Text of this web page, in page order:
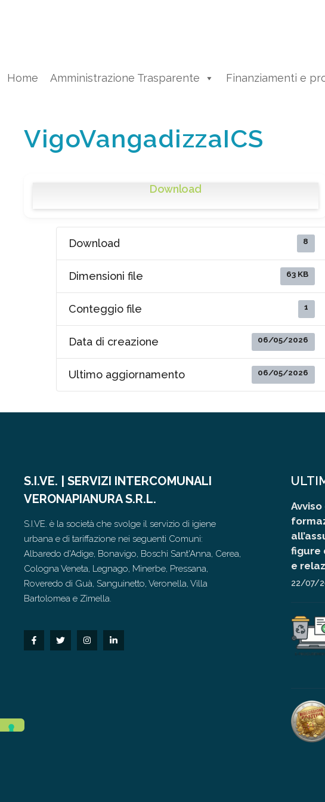
Home Amministrazione Trasparente Finanziamenti e
VigoVangadizzaICS
Download
Download 8
Dimensioni file 63 KB
Conteggio file 1
Data di creazione 06/05/2026
Ultimo aggiornamento 06/05/2026
S.I.VE. | SERVIZI INTERCOMUNALI
VERONAPIANURA S.R.L.
S.I.VE. è la società che svolge il servizio di igiene
urbana e di tariffazione nei seguenti Comuni:
Albaredo d'Adige, Bonavigo, Boschi Sant'Anna, Cerea,
Cologna Veneta, Legnago, Minerbe, Pressana,
Roveredo di Guà, Sanguinetto, Veronella, Villa
Bartolomea e Zimella.
figure
e
22/07/